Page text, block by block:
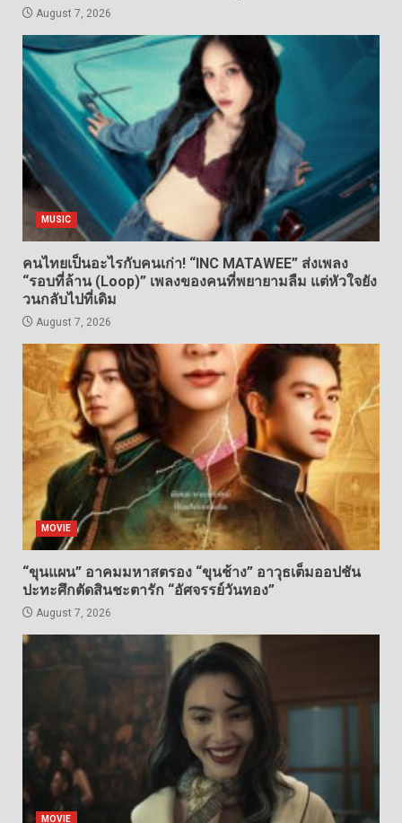
August 7, 2026
MUSIC
คนไทยเป็นอะไรกับคนเก่า! “INC MATAWEE” ส่งเพลง
“รอบที่ล้าน (Loop)” เพลงของคนที่พยายามลืม แต่หัวใจยัง
วนกลับไปที่เดิม
August 7, 2026
MOVIE
“ขุนแผน” อาคมมหาสตรอง “ขุนช้าง” อาวุธเต็มออปชัน
ปะทะศึกตัดสินชะตารัก “อัศจรรย์วันทอง”
August 7, 2026
MOVIE